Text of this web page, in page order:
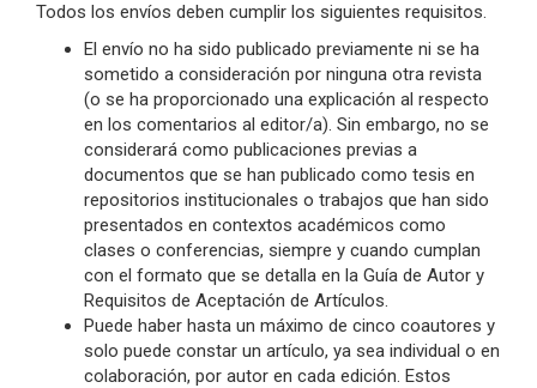
Todos los envíos deben cumplir los siguientes requisitos.
El envío no ha sido publicado previamente ni se ha
sometido a consideración por ninguna otra revista
(o se ha proporcionado una explicación al respecto
en los comentarios al editor/a). Sin embargo, no se
considerará como publicaciones previas a
documentos que se han publicado como tesis en
repositorios institucionales o trabajos que han sido
presentados en contextos académicos como
clases o conferencias, siempre y cuando cumplan
con el formato que se detalla en la Guía de Autor y
Requisitos de Aceptación de Artículos.
Puede haber hasta un máximo de cinco coautores y
solo puede constar un artículo, ya sea individual o en
colaboración, por autor en cada edición. Estos